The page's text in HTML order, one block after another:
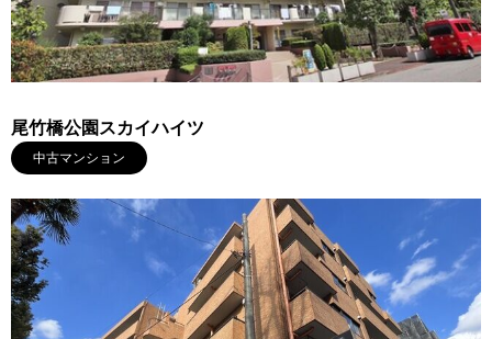
尾竹橋公園スカイハイツ
中古マンション